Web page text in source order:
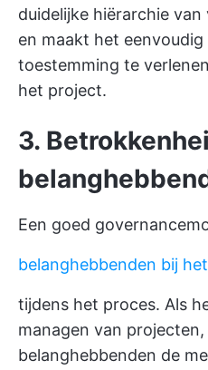
duidelijke hiërarchie
en maakt het
toestemming te
het project.
3.
Een goed
belanghebbenden bij
tijdens het proces. Als
managen van
belanghebbenden de